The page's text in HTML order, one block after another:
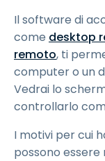
Il software di
come desktop
remoto, ti
computer o un
Vedrai lo
controllarlo
I motivi per cui
possono essere